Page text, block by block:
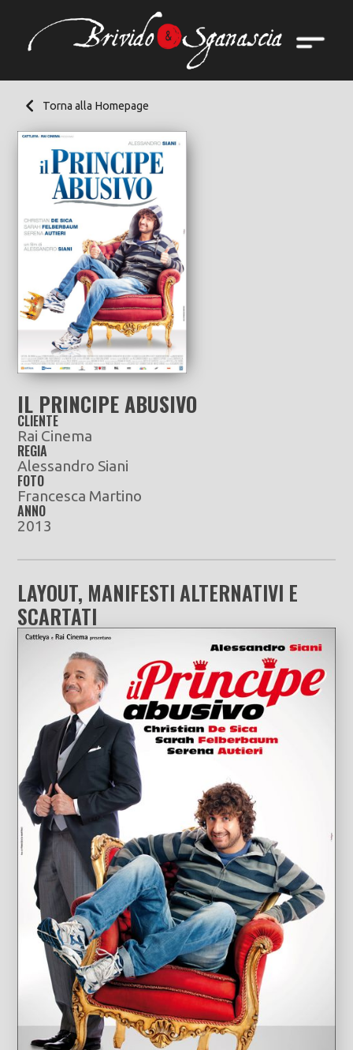
Torna alla Homepage
IL PRINCIPE ABUSIVO
CLIENTE
Rai Cinema
REGIA
Alessandro Siani
FOTO
Francesca Martino
ANNO
2013
LAYOUT, MANIFESTI ALTERNATIVI E
SCARTATI